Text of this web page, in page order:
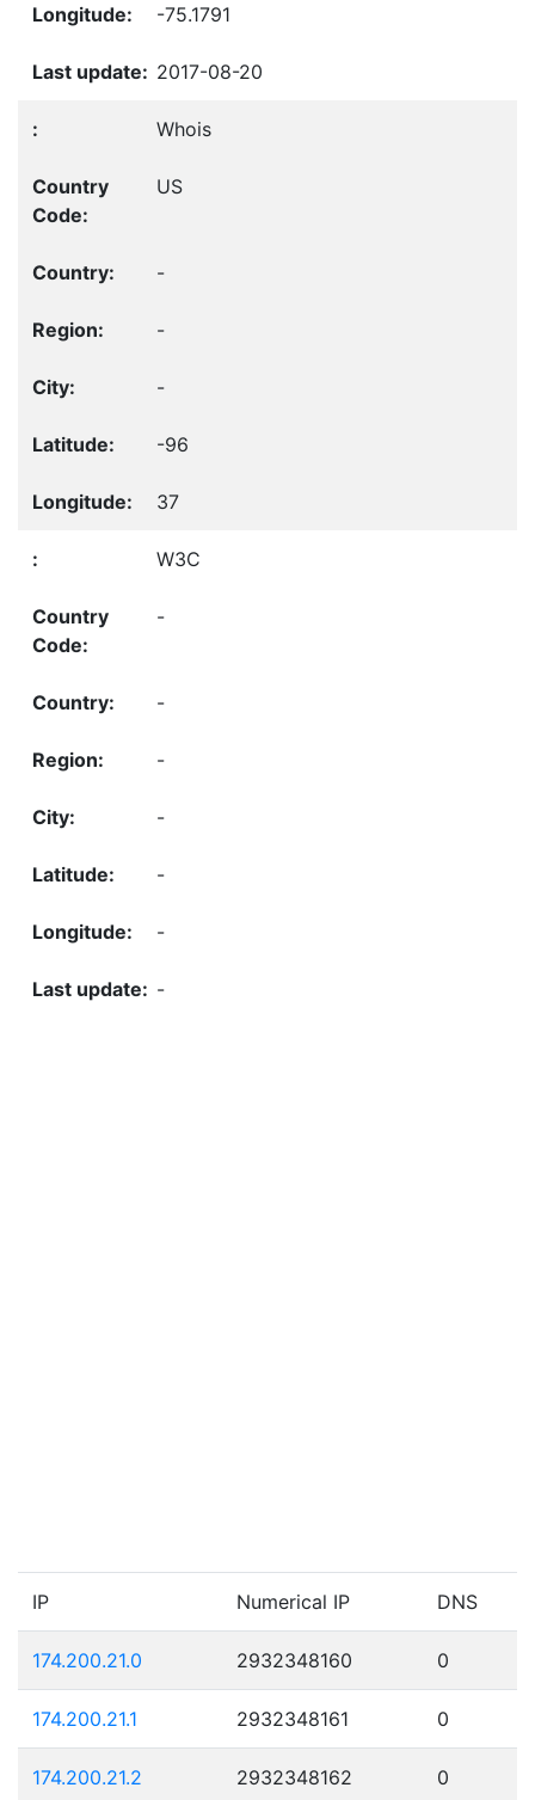
-75.1791
2017-08-20
Whois
US
-
-
-
-96
37
W3C
-
-
-
-
-
-
-
IP Numerical IP DNS
174.200.21.0 2932348160 0
174.200.21.1 2932348161 0
174.200.21.2 2932348162 0